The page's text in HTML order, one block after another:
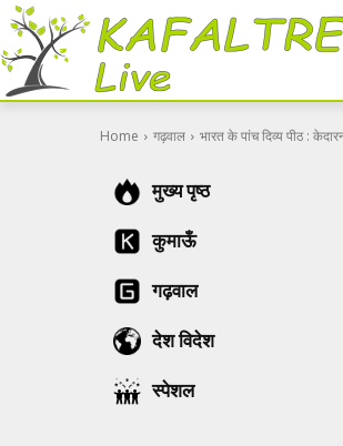
Home गढ़वाल भारत के पांच दिव्य पीठ :
मुख्य पृष्ठ
कुमाऊँ
गढ़वाल
देश विदेश
स्पेशल